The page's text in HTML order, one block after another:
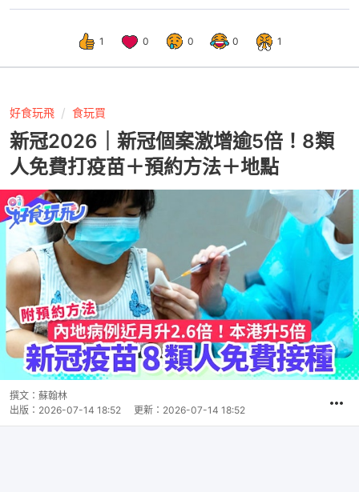
1 0 0 0 1
好食玩飛 食玩買
新冠2026｜新冠個案激增逾5倍！8類
人免費打疫苗＋預約方法＋地點
撰文： 蘇翰林
出版： 2026-07-14 18:52 更新： 2026-07-14 18:52